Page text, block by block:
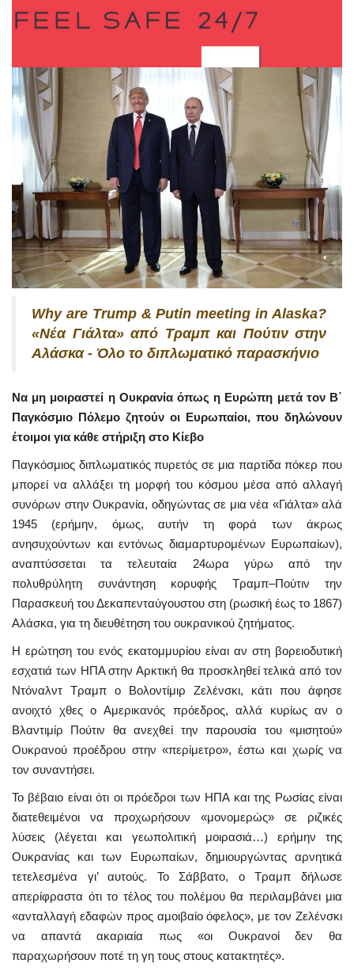
Why are Trump & Putin meeting in Alaska?
«Νέα Γιάλτα» από Τραμπ και Πούτιν στην
Αλάσκα - Όλο το διπλωματικό παρασκήνιο
Να μη μοιραστεί η Ουκρανία όπως η Ευρώπη μετά τον Β΄
Παγκόσμιο Πόλεμο ζητούν οι Ευρωπαίοι, που δηλώνουν
έτοιμοι για κάθε στήριξη στο Κίεβο
Παγκόσμιος διπλωματικός πυρετός σε μια παρτίδα πόκερ που
μπορεί να αλλάξει τη μορφή του κόσμου μέσα από αλλαγή
συνόρων στην Ουκρανία, οδηγώντας σε μια νέα «Γιάλτα» αλά
1945 (ερήμην, όμως, αυτήν τη φορά των άκρως
ανησυχούντων και εντόνως διαμαρτυρομένων Ευρωπαίων),
αναπτύσσεται τα τελευταία 24ωρα γύρω από την
πολυθρύλητη συνάντηση κορυφής Τραμπ–Πούτιν την
Παρασκευή του Δεκαπενταύγουστου στη (ρωσική έως το 1867)
Αλάσκα, για τη διευθέτηση του ουκρανικού ζητήματος.
Η ερώτηση του ενός εκατομμυρίου είναι αν στη βορειοδυτική
εσχατιά των ΗΠΑ στην Αρκτική θα προσκληθεί τελικά από τον
Ντόναλντ Τραμπ ο Βολοντίμιρ Ζελένσκι, κάτι που άφησε
ανοιχτό χθες ο Αμερικανός πρόεδρος, αλλά κυρίως αν ο
Βλαντιμίρ Πούτιν θα ανεχθεί την παρουσία του «μισητού»
Ουκρανού προέδρου στην «περίμετρο», έστω και χωρίς να
τον συναντήσει.
Το βέβαιο είναι ότι οι πρόεδροι των ΗΠΑ και της Ρωσίας είναι
διατεθειμένοι να προχωρήσουν «μονομερώς» σε ριζικές
λύσεις (λέγεται και γεωπολιτική μοιρασιά…) ερήμην της
Ουκρανίας και των Ευρωπαίων, δημιουργώντας αρνητικά
τετελεσμένα γι’ αυτούς. Το Σάββατο, ο Τραμπ δήλωσε
απερίφραστα ότι το τέλος του πολέμου θα περιλαμβάνει μια
«ανταλλαγή εδαφών προς αμοιβαίο όφελος», με τον Ζελένσκι
να απαντά ακαριαία πως «οι Ουκρανοί δεν θα
παραχωρήσουν ποτέ τη γη τους στους κατακτητές».